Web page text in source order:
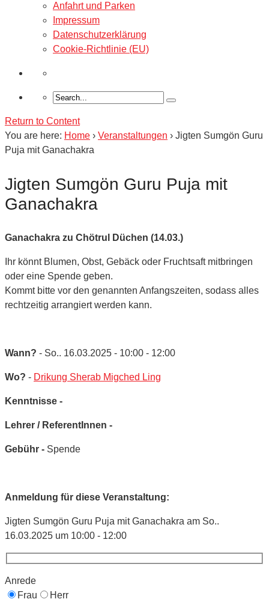
Anfahrt und Parken
Impressum
Datenschutzerklärung
Cookie-Richtlinie (EU)
Return to Content
You are here: Home › Veranstaltungen › Jigten Sumgön Guru
Puja mit Ganachakra
Jigten Sumgön Guru Puja mit
Ganachakra
Ganachakra zu Chötrul Düchen (14.03.)
Ihr könnt Blumen, Obst, Gebäck oder Fruchtsaft mitbringen
oder eine Spende geben.
Kommt bitte vor den genannten Anfangszeiten, sodass alles
rechtzeitig arrangiert werden kann.
Wann? - So.. 16.03.2025 - 10:00 - 12:00
Wo? - Drikung Sherab Migched Ling
Kenntnisse -
Lehrer / ReferentInnen -
Gebühr - Spende
Anmeldung für diese Veranstaltung:
Jigten Sumgön Guru Puja mit Ganachakra am So..
16.03.2025 um 10:00 - 12:00
Anrede
Frau
Herr